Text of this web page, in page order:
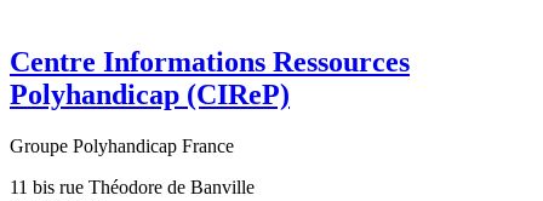
Centre Informations Ressources
Polyhandicap (CIReP)
Groupe Polyhandicap France
11 bis rue Théodore de Banville